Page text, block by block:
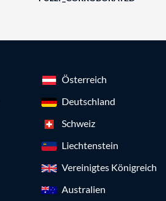
Österreich
Deutschland
Schweiz
Liechtenstein
Vereinigtes Königreich
Australien